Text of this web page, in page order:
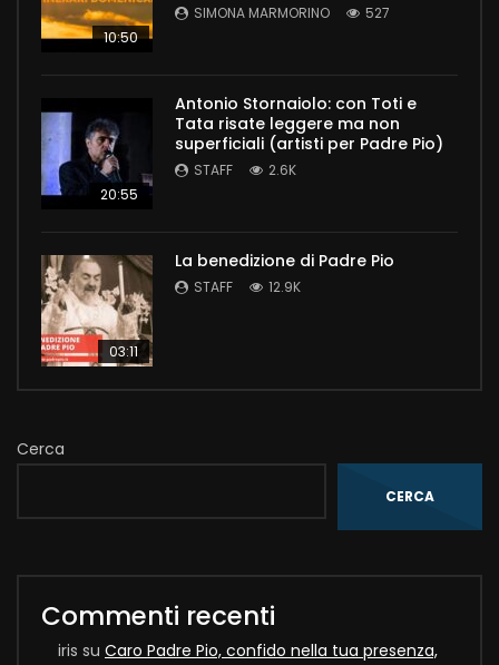
10:50
SIMONA MARMORINO 527
20:55
Antonio Stornaiolo: con Toti e
Tata risate leggere ma non
superficiali (artisti per Padre Pio)
STAFF 2.6K
03:11
La benedizione di Padre Pio
STAFF 12.9K
Cerca
CERCA
Commenti recenti
iris su Caro Padre Pio, confido nella tua presenza,